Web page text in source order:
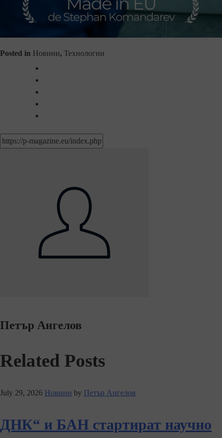
Posted in Новини, Технологии
Петър Ангелов
Related Posts
July 29, 2026 Новини by Петър Ангелов
ДНК“ и БАН стартират научно